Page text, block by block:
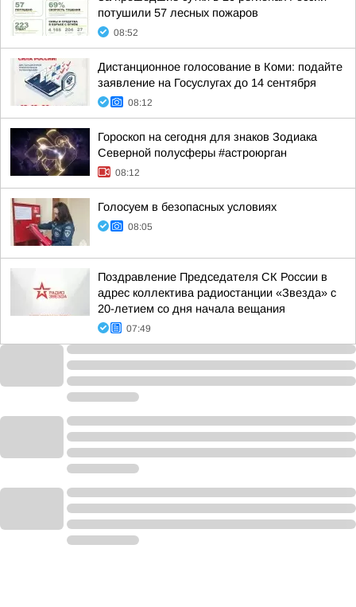
потушили 57 лесных пожаров
08:52
Дистанционное голосование в Коми: подайте
заявление на Госуслугах до 14 сентября
08:12
Гороскоп на сегодня для знаков Зодиака
Северной полусферы #астроюрган
08:12
Голосуем в безопасных условиях
08:05
Поздравление Председателя СК России в
адрес коллектива радиостанции «Звезда» с
20-летием со дня начала вещания
07:49